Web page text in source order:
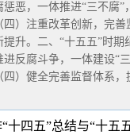
惩恶，一体推进“三不腐
四）注重改革创新，完
升。二、“十五五”时
进反腐斗争，一体建设“
）健全完善监督体系
十四五”总结与“十五